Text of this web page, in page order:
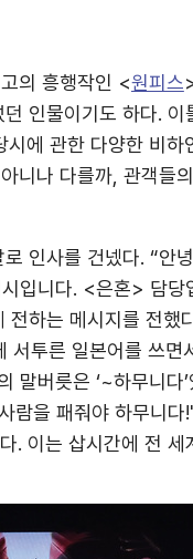
의 흥행작인 <원피스
인물이기도 하다.
에 관한 다양한 비
니나 다를까, 관객들
인사를 건넸다. “안
입니다. <은혼> 담
전하는 메시지를 전했
서투른 일본어를 쓰
말버릇은 ‘~하무니
람을 패줘야 하무니
. 이는 삽시간에 전